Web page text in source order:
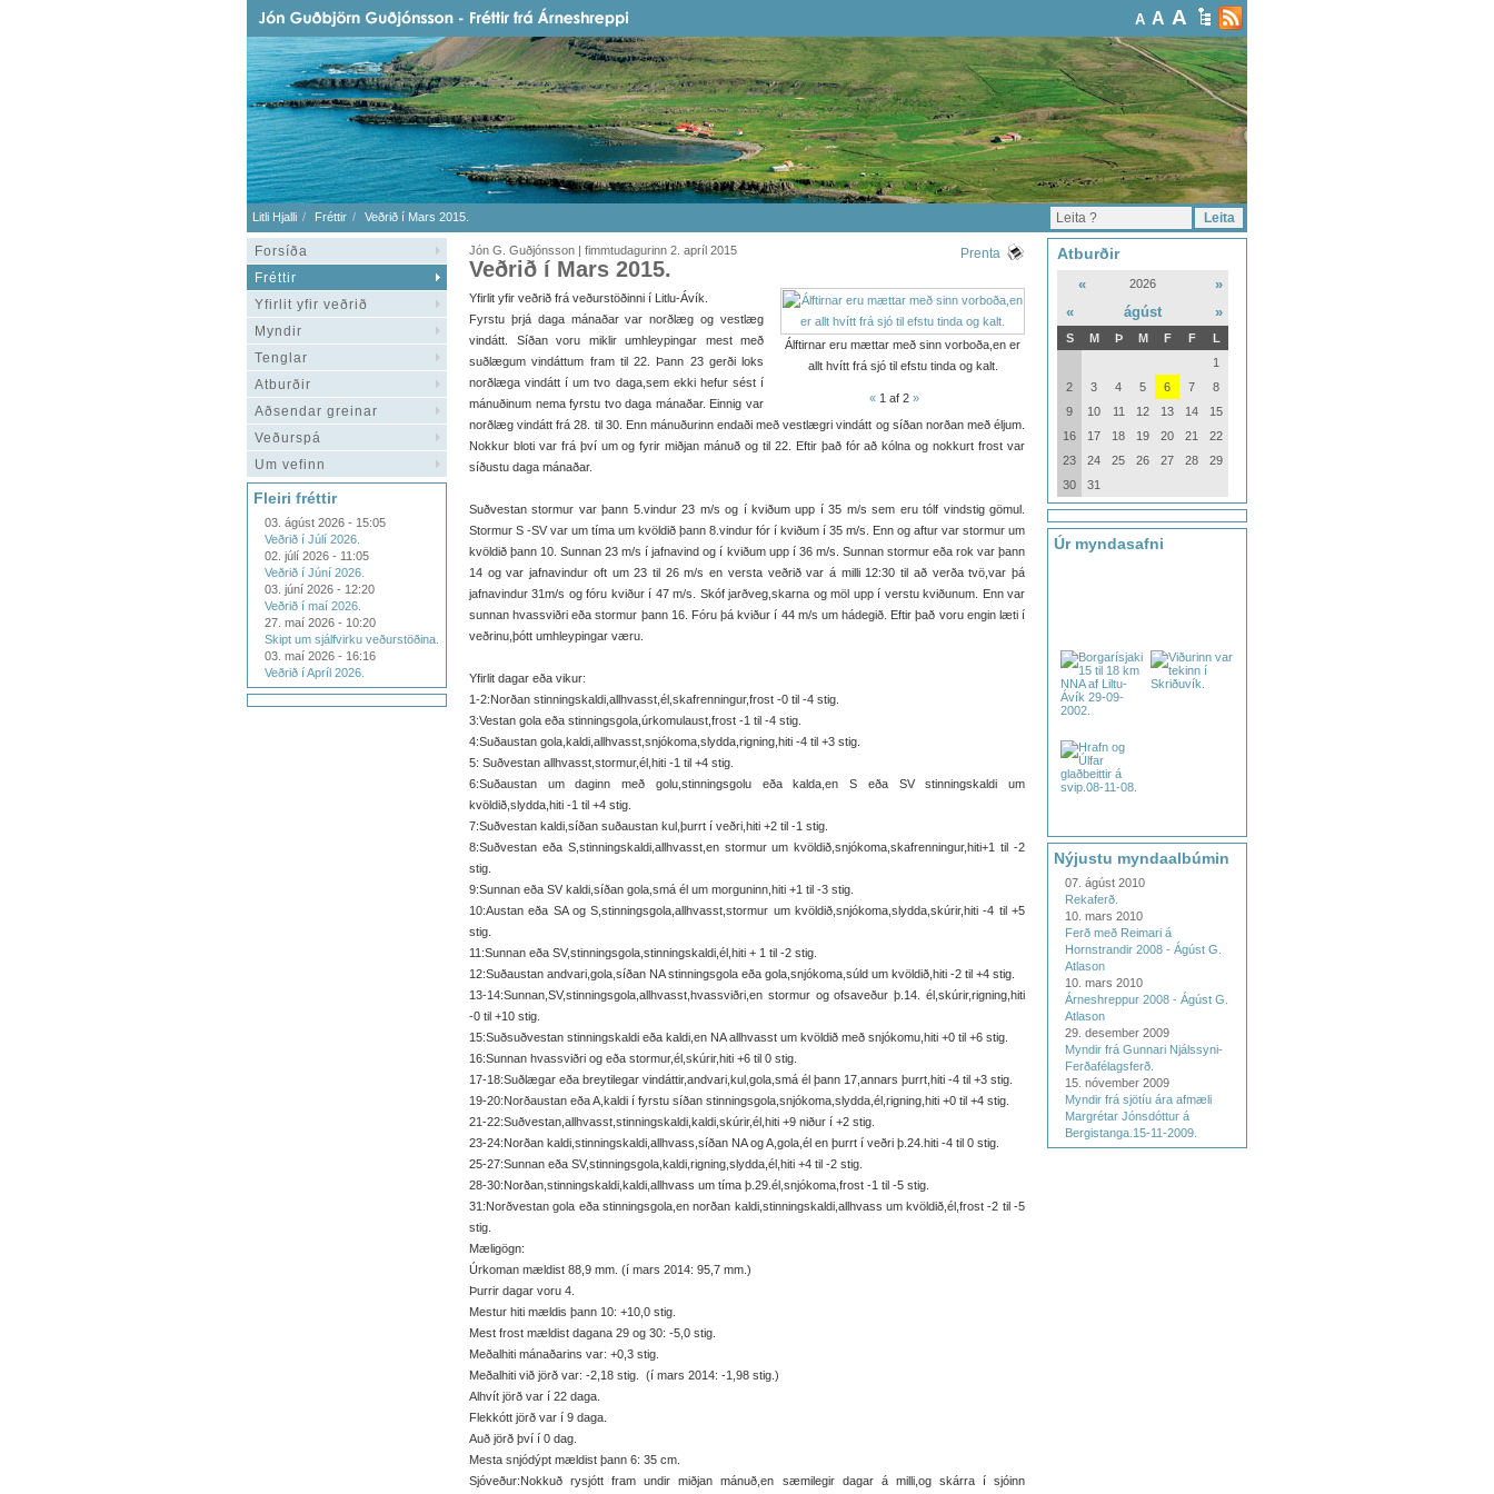
A A A
Litli Hjalli Fréttir Veðrið í Mars 2015.
Forsíða
Fréttir
Yfirlit yfir veðrið
Myndir
Tenglar
Atburðir
Aðsendar greinar
Veðurspá
Um vefinn
Fleiri fréttir
03. ágúst 2026 - 15:05
Veðrið í Júlí 2026.
02. júlí 2026 - 11:05
Veðrið í Júní 2026.
03. júní 2026 - 12:20
Veðrið í maí 2026.
27. maí 2026 - 10:20
Skipt um sjálfvirku veðurstöðina.
03. maí 2026 - 16:16
Veðrið í Apríl 2026.
Jón G. Guðjónsson | fimmtudagurinn 2. apríl 2015 Prenta
Veðrið í Mars 2015.
Álftirnar eru mættar með sinn vorboða,en er
allt hvítt frá sjó til efstu tinda og kalt.
« 1 af 2 »
Yfirlit yfir veðrið frá veðurstöðinni í Litlu-Ávík.
Fyrstu þrjá daga mánaðar var norðlæg og vestlæg
vindátt. Síðan voru miklir umhleypingar mest með
suðlægum vindáttum fram til 22. Þann 23 gerði loks
norðlæga vindátt í um tvo daga,sem ekki hefur sést í
mánuðinum nema fyrstu tvo daga mánaðar. Einnig var
norðlæg vindátt frá 28. til 30. Enn mánuðurinn endaði með vestlægri vindátt og síðan norðan með éljum.
Nokkur bloti var frá því um og fyrir miðjan mánuð og til 22. Eftir það fór að kólna og nokkurt frost var
síðustu daga mánaðar.
Suðvestan stormur var þann 5.vindur 23 m/s og í kviðum upp í 35 m/s sem eru tólf vindstig gömul.
Stormur S -SV var um tíma um kvöldið þann 8.vindur fór í kviðum í 35 m/s. Enn og aftur var stormur um
kvöldið þann 10. Sunnan 23 m/s í jafnavind og í kviðum upp í 36 m/s. Sunnan stormur eða rok var þann
14 og var jafnavindur oft um 23 til 26 m/s en versta veðrið var á milli 12:30 til að verða tvö,var þá
jafnavindur 31m/s og fóru kviður í 47 m/s. Skóf jarðveg,skarna og möl upp í verstu kviðunum. Enn var
sunnan hvassviðri eða stormur þann 16. Fóru þá kviður í 44 m/s um hádegið. Eftir það voru engin læti í
veðrinu,þótt umhleypingar væru.
Yfirlit dagar eða vikur:
1-2:Norðan stinningskaldi,allhvasst,él,skafrenningur,frost -0 til -4 stig.
3:Vestan gola eða stinningsgola,úrkomulaust,frost -1 til -4 stig.
4:Suðaustan gola,kaldi,allhvasst,snjókoma,slydda,rigning,hiti -4 til +3 stig.
5: Suðvestan allhvasst,stormur,él,hiti -1 til +4 stig.
6:Suðaustan um daginn með golu,stinningsgolu eða kalda,en S eða SV stinningskaldi um
kvöldið,slydda,hiti -1 til +4 stig.
7:Suðvestan kaldi,síðan suðaustan kul,þurrt í veðri,hiti +2 til -1 stig.
8:Suðvestan eða S,stinningskaldi,allhvasst,en stormur um kvöldið,snjókoma,skafrenningur,hiti+1 til -2
stig.
9:Sunnan eða SV kaldi,síðan gola,smá él um morguninn,hiti +1 til -3 stig.
10:Austan eða SA og S,stinningsgola,allhvasst,stormur um kvöldið,snjókoma,slydda,skúrir,hiti -4 til +5
stig.
11:Sunnan eða SV,stinningsgola,stinningskaldi,él,hiti + 1 til -2 stig.
12:Suðaustan andvari,gola,síðan NA stinningsgola eða gola,snjókoma,súld um kvöldið,hiti -2 til +4 stig.
13-14:Sunnan,SV,stinningsgola,allhvasst,hvassviðri,en stormur og ofsaveður þ.14. él,skúrir,rigning,hiti
-0 til +10 stig.
15:Suðsuðvestan stinningskaldi eða kaldi,en NA allhvasst um kvöldið með snjókomu,hiti +0 til +6 stig.
16:Sunnan hvassviðri og eða stormur,él,skúrir,hiti +6 til 0 stig.
17-18:Suðlægar eða breytilegar vindáttir,andvari,kul,gola,smá él þann 17,annars þurrt,hiti -4 til +3 stig.
19-20:Norðaustan eða A,kaldi í fyrstu síðan stinningsgola,snjókoma,slydda,él,rigning,hiti +0 til +4 stig.
21-22:Suðvestan,allhvasst,stinningskaldi,kaldi,skúrir,él,hiti +9 niður í +2 stig.
23-24:Norðan kaldi,stinningskaldi,allhvass,síðan NA og A,gola,él en þurrt í veðri þ.24.hiti -4 til 0 stig.
25-27:Sunnan eða SV,stinningsgola,kaldi,rigning,slydda,él,hiti +4 til -2 stig.
28-30:Norðan,stinningskaldi,kaldi,allhvass um tíma þ.29.él,snjókoma,frost -1 til -5 stig.
31:Norðvestan gola eða stinningsgola,en norðan kaldi,stinningskaldi,allhvass um kvöldið,él,frost -2 til -5
stig.
Mæligögn:
Úrkoman mældist 88,9 mm. (í mars 2014: 95,7 mm.)
Þurrir dagar voru 4.
Mestur hiti mældis þann 10: +10,0 stig.
Mest frost mældist dagana 29 og 30: -5,0 stig.
Meðalhiti mánaðarins var: +0,3 stig.
Meðalhiti við jörð var: -2,18 stig. (í mars 2014: -1,98 stig.)
Alhvít jörð var í 22 daga.
Flekkótt jörð var í 9 daga.
Auð jörð því í 0 dag.
Mesta snjódýpt mældist þann 6: 35 cm.
Sjóveður:Nokkuð rysjótt fram undir miðjan mánuð,en sæmilegir dagar á milli,og skárra í sjóinn
Atburðir
« 2026
»
«
ágúst »
S M Þ M F F
L
1
2
3 4 5 6 7
8
9
10 11 12 13 14
15
16
17 18 19 20 21
22
23
24 25 26 27 28
29
30
31
Úr myndasafni
Nýjustu myndaalbúmin
07. ágúst 2010
Rekaferð.
10. mars 2010
Ferð með Reimari á
Hornstrandir 2008 - Ágúst G.
Atlason
10. mars 2010
Árneshreppur 2008 - Ágúst G.
Atlason
29. desember 2009
Myndir frá Gunnari Njálssyni-
Ferðafélagsferð.
15. nóvember 2009
Myndir frá sjötíu ára afmæli
Margrétar Jónsdóttur á
Bergistanga.15-11-2009.